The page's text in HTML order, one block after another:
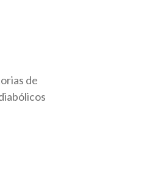
de